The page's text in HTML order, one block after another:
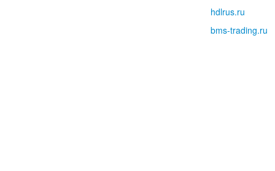
hdlrus.ru
bms-trading.ru